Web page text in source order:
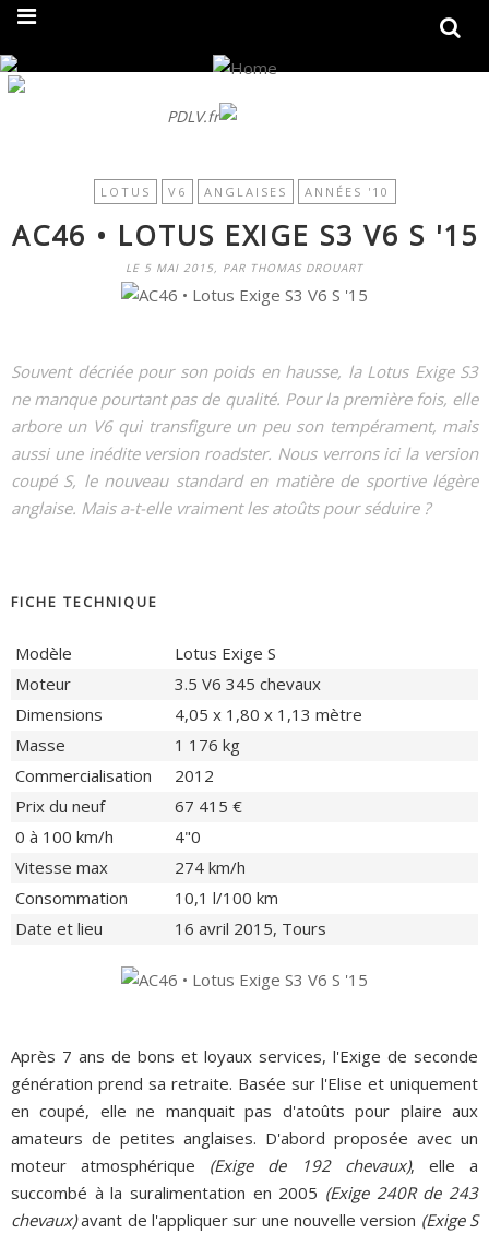
PDLV.fr
LOTUS V6 ANGLAISES ANNÉES '10
AC46 • LOTUS EXIGE S3 V6 S '15
LE 5 MAI 2015, PAR THOMAS DROUART
Souvent décriée pour son poids en hausse, la Lotus Exige S3
ne manque pourtant pas de qualité. Pour la première fois, elle
arbore un V6 qui transfigure un peu son tempérament, mais
aussi une inédite version roadster. Nous verrons ici la version
coupé S, le nouveau standard en matière de sportive légère
anglaise. Mais a-t-elle vraiment les atoûts pour séduire ?
FICHE TECHNIQUE
Modèle
Lotus Exige S
Moteur
3.5 V6 345 chevaux
Dimensions
4,05 x 1,80 x 1,13 mètre
Masse
1 176 kg
Commercialisation
2012
Prix du neuf
67 415 €
0 à 100 km/h
4"0
Vitesse max
274 km/h
Consommation
10,1 l/100 km
Date et lieu
16 avril 2015, Tours
Après 7 ans de bons et loyaux services, l'Exige de seconde
génération prend sa retraite. Basée sur l'Elise et uniquement
en coupé, elle ne manquait pas d'atoûts pour plaire aux
amateurs de petites anglaises. D'abord proposée avec un
moteur atmosphérique (Exige de 192 chevaux), elle a
succombé à la suralimentation en 2005 (Exige 240R de 243
chevaux)avant de l'appliquer sur une nouvelle version (Exige S